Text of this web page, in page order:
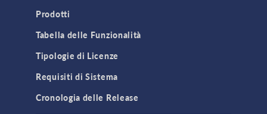
Prodotti
Tabella delle Funzionalità
Tipologie di Licenze
Requisiti di Sistema
Cronologia delle Release